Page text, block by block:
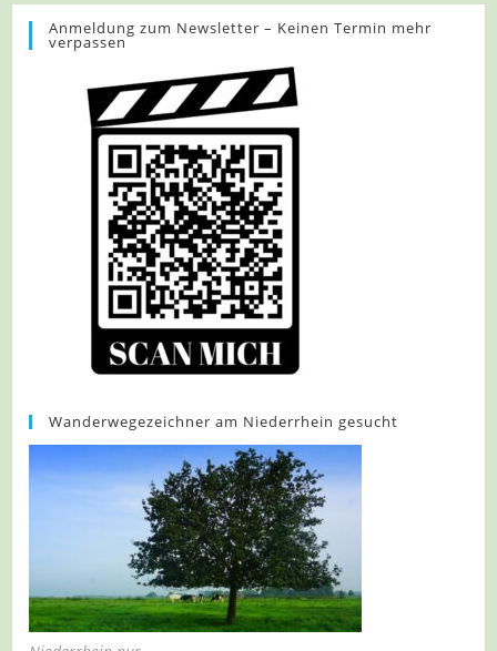
Anmeldung zum Newsletter – Keinen Termin mehr
verpassen
Wanderwegezeichner am Niederrhein gesucht